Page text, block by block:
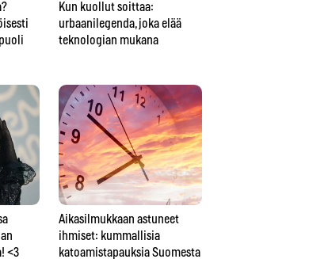
<3
Kun kuollut soittaa:
urbaanilegenda, joka elää
teknologian mukana
Aikasilmukkaan astuneet
ihmiset: kummallisia
katoamistapauksia Suomesta